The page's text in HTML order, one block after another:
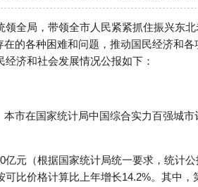
领全局，带领全市人民紧紧抓住振兴东
的各种困难和问题，推动国民经济和
济和社会发展情况公报如下：
市在国家统计局中国综合实力百强城
元（根据国家统计局统一要求，统计
比价格计算比上年增长14.2%。其中